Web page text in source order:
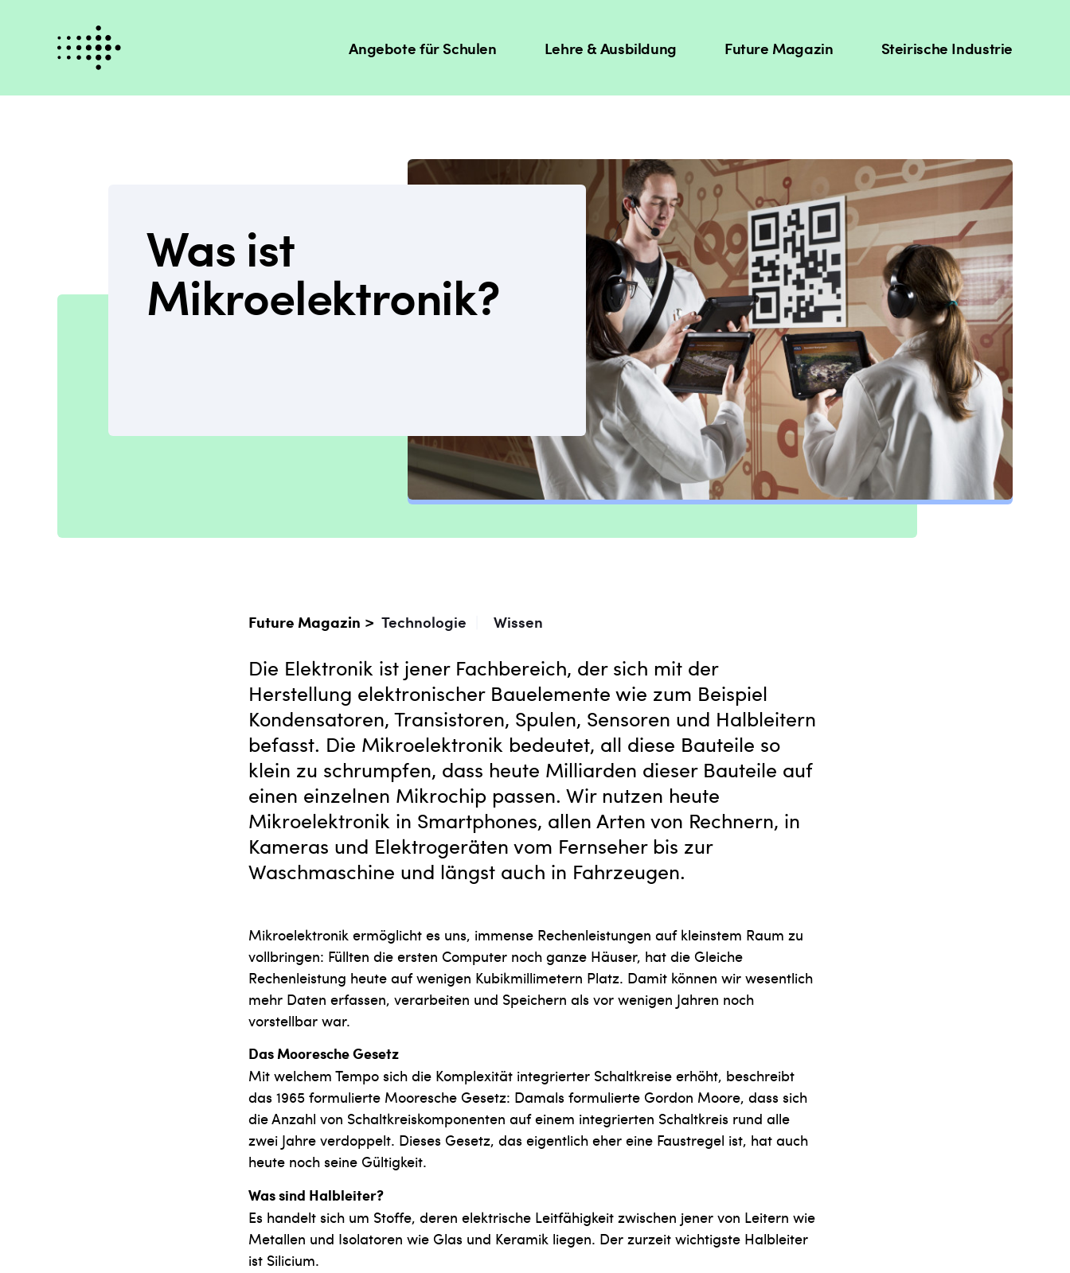
Angebote für Schulen Lehre & Ausbildung Future Magazin Steirische Industrie
Was ist
Mikroelektronik?
Future Magazin > Technologie Wissen
Die Elektronik ist jener Fachbereich, der sich mit der
Herstellung elektronischer Bauelemente wie zum Beispiel
Kondensatoren, Transistoren, Spulen, Sensoren und Halbleitern
befasst. Die Mikroelektronik bedeutet, all diese Bauteile so
klein zu schrumpfen, dass heute Milliarden dieser Bauteile auf
einen einzelnen Mikrochip passen. Wir nutzen heute
Mikroelektronik in Smartphones, allen Arten von Rechnern, in
Kameras und Elektrogeräten vom Fernseher bis zur
Waschmaschine und längst auch in Fahrzeugen.
Mikroelektronik ermöglicht es uns, immense Rechenleistungen auf kleinstem Raum zu
vollbringen: Füllten die ersten Computer noch ganze Häuser, hat die Gleiche
Rechenleistung heute auf wenigen Kubikmillimetern Platz. Damit können wir wesentlich
mehr Daten erfassen, verarbeiten und Speichern als vor wenigen Jahren noch
vorstellbar war.
Das Mooresche Gesetz
Mit welchem Tempo sich die Komplexität integrierter Schaltkreise erhöht, beschreibt
das 1965 formulierte Mooresche Gesetz: Damals formulierte Gordon Moore, dass sich
die Anzahl von Schaltkreiskomponenten auf einem integrierten Schaltkreis rund alle
zwei Jahre verdoppelt. Dieses Gesetz, das eigentlich eher eine Faustregel ist, hat auch
heute noch seine Gültigkeit.
Was sind Halbleiter?
Es handelt sich um Stoffe, deren elektrische Leitfähigkeit zwischen jener von Leitern wie
Metallen und Isolatoren wie Glas und Keramik liegen. Der zurzeit wichtigste Halbleiter
ist Silicium.